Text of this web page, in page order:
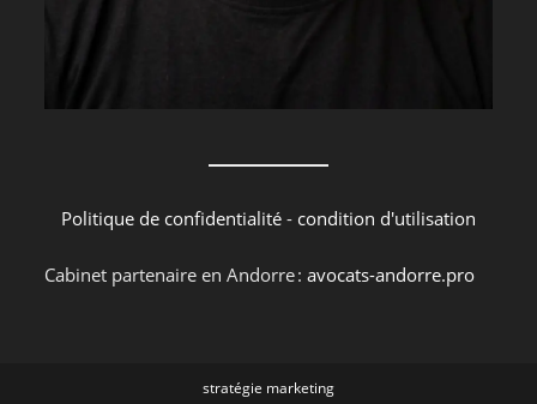
Politique de confidentialité - condition d'utilisation
Cabinet partenaire en Andorre :avocats-andorre.pro
stratégie marketing